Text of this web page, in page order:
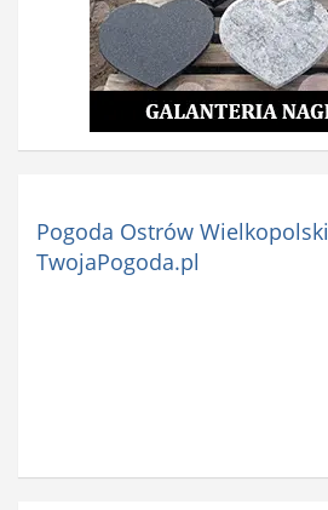
Pogoda Ostrów Wielkopolski
TwojaPogoda.pl